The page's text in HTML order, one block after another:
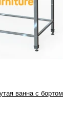
ванна с